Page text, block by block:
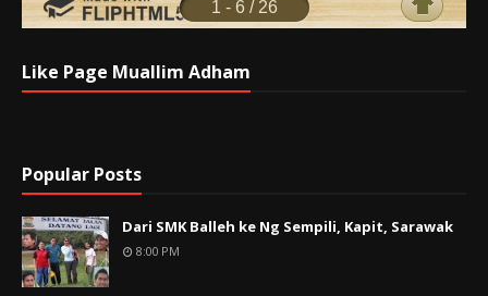
Like Page Muallim Adham
Popular Posts
Dari SMK Balleh ke Ng Sempili, Kapit, Sarawak
8:00 PM